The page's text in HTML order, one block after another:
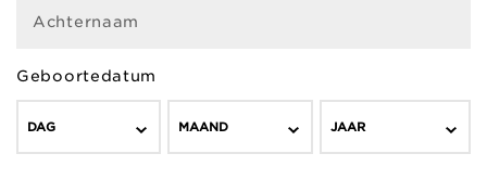
Achternaam
Geboortedatum
DAG MAAND JAAR